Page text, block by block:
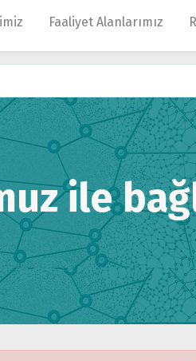
Faaliyet Alanlarımız
ile